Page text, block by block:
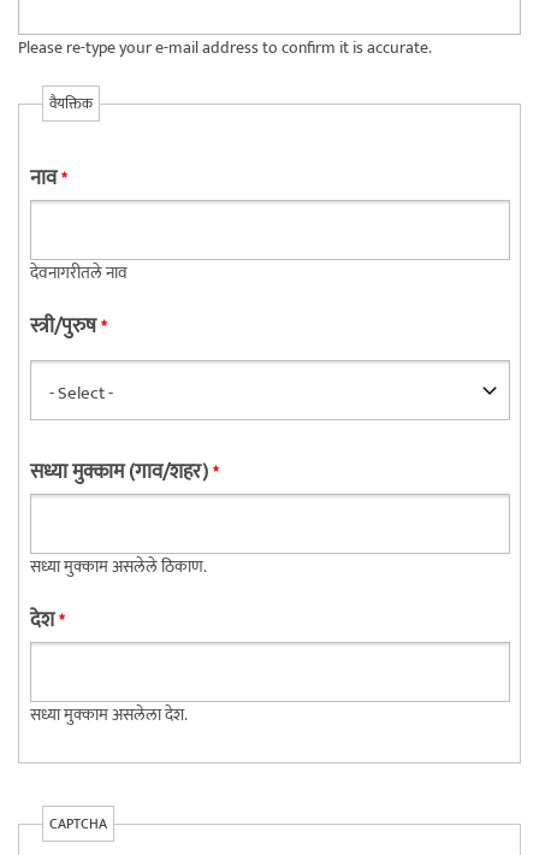
Please re-type your e-mail address to confirm it is accurate.
वैयक्तिक
नाव*
देवनागरीतले नाव
स्त्री/पुरुष*
सध्या मुक्काम (गाव/शहर)*
सध्या मुक्काम असलेले ठिकाण.
देश*
सध्या मुक्काम असलेला देश.
CAPTCHA